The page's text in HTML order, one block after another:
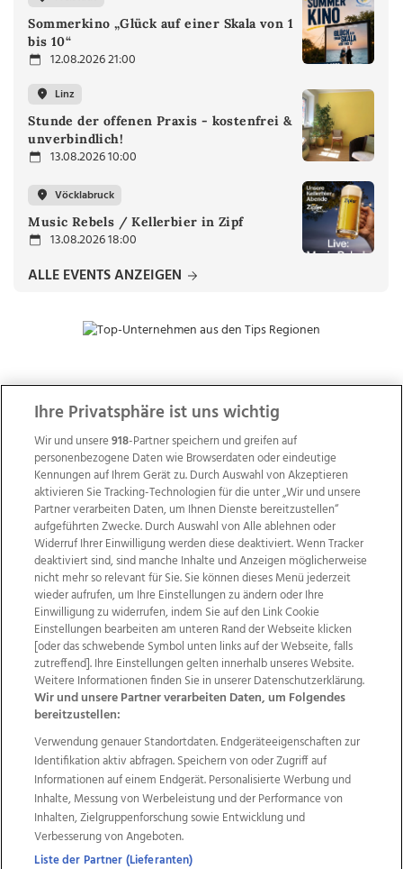
Sommerkino „Glück auf einer Skala von 1
bis 10“
12.08.2026 21:00
Linz
Stunde der offenen Praxis - kostenfrei &
unverbindlich!
13.08.2026 10:00
Vöcklabruck
Music Rebels / Kellerbier in Zipf
13.08.2026 18:00
ALLE EVENTS ANZEIGEN
ZUR NACHRICHTENÜBERSICHT
Wir über uns Mediadaten Kontakt
Jobs
Datenschutz
Impressum
AGB Anzeigekunden
AGB Website
Ehrenkodex Politische Werbung
Weitere Angebote des Medienhauses Wimmer
TV1 di-mog-i.at OÖNow
Ischler Woche
Life Radio
OÖNachrichten
OÖN Immobilien
OÖN Karriere
OÖN Reise
Promenaden Galerien
Regionaljobs
wasistlos.at
Ihre Privatsphäre ist uns wichtig
Wir und unsere918-Partner speichern und greifen auf
personenbezogene Daten wie Browserdaten oder eindeutige
Kennungen auf Ihrem Gerät zu. Durch Auswahl von Akzeptieren
aktivieren Sie Tracking-Technologien für die unter „Wir und unsere
Partner verarbeiten Daten, um Ihnen Dienste bereitzustellen“
aufgeführten Zwecke. Durch Auswahl von Alle ablehnen oder
Widerruf Ihrer Einwilligung werden diese deaktiviert. Wenn Tracker
deaktiviert sind, sind manche Inhalte und Anzeigen möglicherweise
nicht mehr so relevant für Sie. Sie können dieses Menü jederzeit
wieder aufrufen, um Ihre Einstellungen zu ändern oder Ihre
Einwilligung zu widerrufen, indem Sie auf den Link Cookie
Einstellungen bearbeiten am unteren Rand der Webseite klicken
[oder das schwebende Symbol unten links auf der Webseite, falls
zutreffend]. Ihre Einstellungen gelten innerhalb unseres Website.
Weitere Informationen finden Sie in unserer Datenschutzerklärung.
Wir und unsere Partner verarbeiten Daten, um Folgendes
bereitzustellen:
Verwendung genauer Standortdaten. Endgeräteeigenschaften zur
Identifikation aktiv abfragen. Speichern von oder Zugriff auf
Informationen auf einem Endgerät. Personalisierte Werbung und
Inhalte, Messung von Werbeleistung und der Performance von
Inhalten, Zielgruppenforschung sowie Entwicklung und
Verbesserung von Angeboten.
Liste der Partner (Lieferanten)